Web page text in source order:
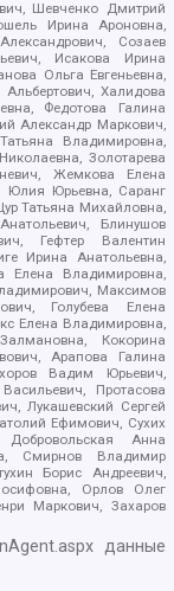
Шевченко Дмитрий
Ирина Ароновна,
Созаев
Исакова Ирина
Ольга Евгеньевна,
Халидова
Федотова Галина
Александр Маркович,
Владимировна,
Золотарева
Жемкова Елена
Юлия Юрьевна, Саранг
Татьяна Михайловна,
Блинушов
Гефтер Валентин
Ирина Анатольевна,
Елена Владимировна,
Максимов
Голубева Елена
Елена Владимировна,
Кокорина
Арапова Галина
Вадим Юрьевич,
Протасова
Лукашевский Сергей
Ефимович, Сухих
Анна
Смирнов Владимир
Борис Андреевич,
Орлов Олег
Маркович, Захаров
данные